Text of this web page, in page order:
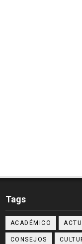
Tags
ACADÉMICO
CONSEJOS